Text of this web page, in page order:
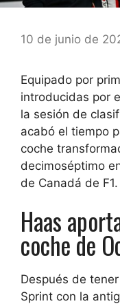
10 de junio de
Equipado por
introducidas por
la sesión de
acabó el tiempo
coche
decimoséptimo
de Canadá de F1.
Haas
coche de
Después de
Sprint con la